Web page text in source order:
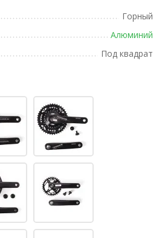
Горный
Алюминий
Под квадрат